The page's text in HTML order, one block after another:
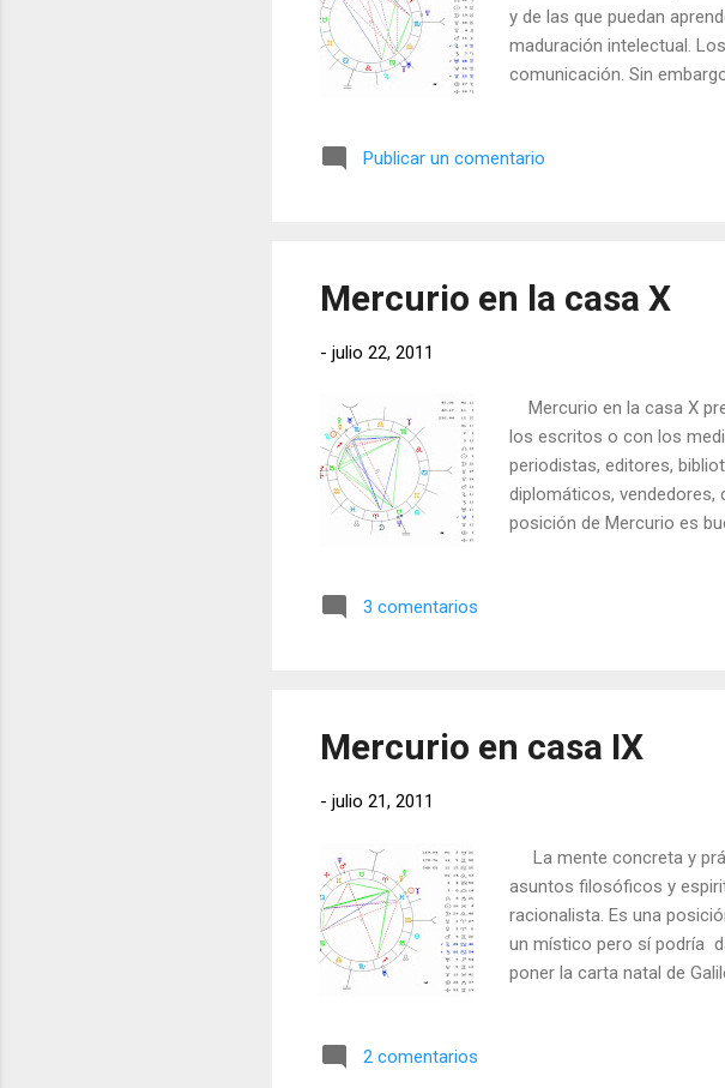
y de las que puedan
maduración intelectual.
comunicación. Sin
saben despertar simpatía
Publicar un comentario
Mercurio en la casa X
- julio 22, 2011
Mercurio en la casa X
los escritos o con los
periodistas, editores,
diplomáticos,
posición de Mercurio es
empresas comerciales
3 comentarios
Mercurio en casa IX
- julio 21, 2011
La mente concreta y
asuntos filosóficos y
racionalista. Es una
un místico pero sí podría
poner la carta natal de
prácticos y mundanos,
2 comentarios